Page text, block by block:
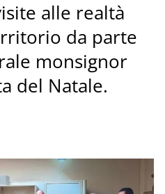
alle realtà
da parte
monsignor
del Natale.